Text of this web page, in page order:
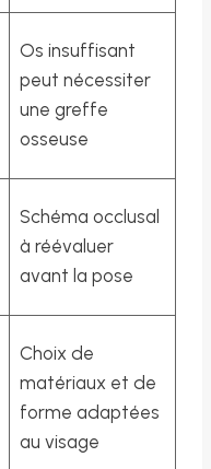
Os insuffisant
peut nécessiter
une greffe
osseuse
Schéma occlusal
à réévaluer
avant la pose
Choix de
matériaux et de
forme adaptées
au visage